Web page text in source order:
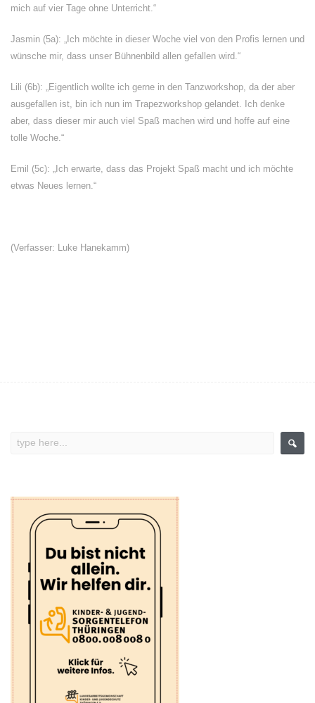
mich auf vier Tage ohne Unterricht.“
Jasmin (5a): „Ich möchte in dieser Woche viel von den Profis lernen und
wünsche mir, dass unser Bühnenbild allen gefallen wird.“
Lili (6b): „Eigentlich wollte ich gerne in den Tanzworkshop, da der aber
ausgefallen ist, bin ich nun im Trapezworkshop gelandet. Ich denke
aber, dass dieser mir auch viel Spaß machen wird und hoffe auf eine
tolle Woche.“
Emil (5c): „Ich erwarte, dass das Projekt Spaß macht und ich möchte
etwas Neues lernen.“
(Verfasser: Luke Hanekamm)